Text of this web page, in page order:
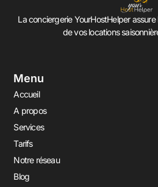
La conciergerie YourHostHelper
de vos locations
Menu
Accueil
A propos
Services
Tarifs
Notre réseau
Blog